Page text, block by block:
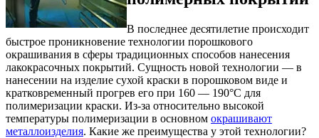
В последнее десятилетие происходит
быстрое проникновение технологии порошкового
окрашивания в сферы традиционных способов нанесения
лакокрасочных покрытий. Сущность новой технологии — в
нанесении на изделие сухой краски в порошковом виде и
кратковременный прогрев его при 160 — 190°С для
полимеризации краски. Из-за относительно высокой
температуры полимеризации в основном окрашивают
металлоизделия. Какие же преимущества у этой технологии?